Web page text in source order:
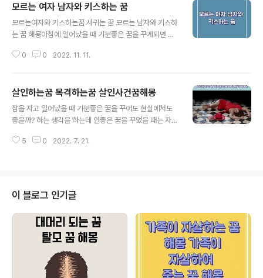
모르는 여자 남자와 키스하는 꿈
모르는여자와 키스하는꿈 사귀는 꿈 모르는 남자와 키스하
는 꿈 해몽아침에 일어났을 때 기분좋은 꿈을 꾸게되면 참
분까지 드는데요. 오늘은 모르는 사람이 꿈에 나왔을 때에
미합니다. ● 모르는 남자꿈 모르는 남자꿈은 일이 바빠짐
을 의미하는 것으로 하는 사렁비 크게 번창하거나 새로운
사업을 시작하여 크게 성공을 하는 것을 의미합니다. ● 모
자의 유혹이나 속임수에 빠질 수 있음을 암시를 하는 꿈일
0 0 2022. 11. 11.
살인하는꿈 목격하는꿈 살인사건꿈해몽
잠을 자고 일어났을 때 기분좋은 꿈을 꾸어도 현실에서도
좋을까? 하는 생각을 하는데 안좋은 꿈을 꾸었을 때는 자고
합니다. 오늘은 현실에서도 꿈에서도 좋지 않은 살인꿈에
다. ◆ 살인 목격하는꿈 누군가 죽는 모습을 꿈에서 보거나
살인 목격하는 꿈을 꾼다면 길몽입니다. 본인의 사럽이 크
게 발전을 하고, 순탄하게 흘러간다는 의미입니다. 자신이
만족할만한 성과를 거두고, 마음의 안정을 찾게 될것을 뜻
하며 만약 본인의 가족이나 지인이 살해를 당하는 것을 목
격을 한다면 해당하는 사람이 크게 발전을..
5 0 2022. 7. 21.
이 블로그 인기글